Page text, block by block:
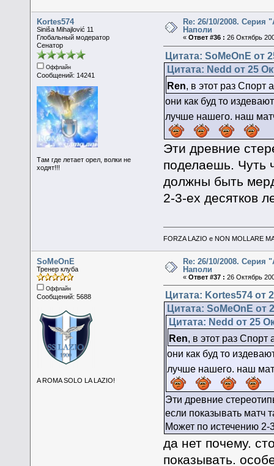
Kortes574
Siniša Mihajlović 11
Глобальный модератор
Сенатор
Оффлайн
Сообщений: 14241
Там где летает орел, волки не
ходят!!!
Re: 26/10/2008.
Наполи
«Ответ #36 : 26 Октябрь
Цитата: SoMeOnE от
Цитата: Nedd от 25
Ren, в этот раз Спорт
они как буд то
лучше нашего. наш
Эти древние
поделаешь. Чуть
должны быть
2-3-ех десятков
FORZA LAZIO e NON MOLLARE
SoMeOnE
Тренер клуба
Оффлайн
Сообщений: 5688
A ROMA SOLO LA LAZIO!
Re: 26/10/2008. Серия
Наполи
«Ответ #37 : 26 Октябрь
Цитата: Kortes574 от
Цитата: SoMeOnE от
Цитата: Nedd от 25
Ren, в этот раз
они как буд то
лучше нашего. наш
Эти древние
если показывать матч
Может по истечению 2-
да нет почему.
показывать.